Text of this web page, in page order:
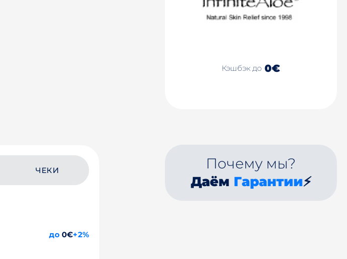
Кэшбэк до 0€
ЧЕКИ
до0€+2%
Почему мы?
Даём Гарантии⚡